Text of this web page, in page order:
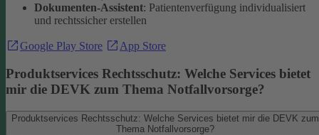
Dokumenten-Assistent: Patientenverfügung individualisiert
und rechtssicher erstellen
Google Play Store App Store
Produktservices Rechtsschutz: Welche Services bietet
mir die DEVK zum Thema Notfallvorsorge?
Produktservices Rechtsschutz: Welche Services bietet mir die DEVK zum
Thema Notfallvorsorge?